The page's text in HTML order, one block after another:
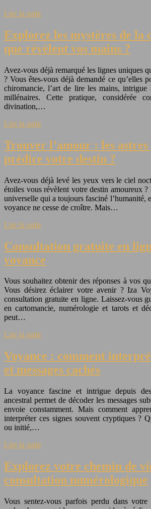
Lire la suite
Explorez les mystères de la
que révèlent vos mains ?
Avez-vous déjà remarqué les lignes uniques
? Vous êtes-vous déjà demandé ce qu’elles
chiromancie, l’art de lire les mains, intrigue
millénaires. Cette pratique, considérée
divination,…
Lire la suite
Trouver l’amour : les
prédire votre destin ?
Avez-vous déjà levé les yeux vers le ciel
étoiles vous révèlent votre destin amoureux ?
universelle qui a toujours fasciné l’humanité,
voyance ne cesse de croître. Mais…
Lire la suite
Consultation gratuite en
voyance
Vous souhaitez obtenir des réponses à vos
Vous désirez éclairer votre avenir ? Iza
consultation gratuite en ligne. Laissez-vous
en cartomancie, numérologie et tarots et
peut…
Lire la suite
Voyance : comment
et messages cachés
La voyance fascine et intrigue depuis
ancestral permet de décoder les messages
envoie constamment. Mais comment
interpréter ces signes souvent cryptiques ?
ou initié,…
Lire la suite
Explorez votre chemin de
consultation numérologique
Vous sentez-vous parfois perdu dans